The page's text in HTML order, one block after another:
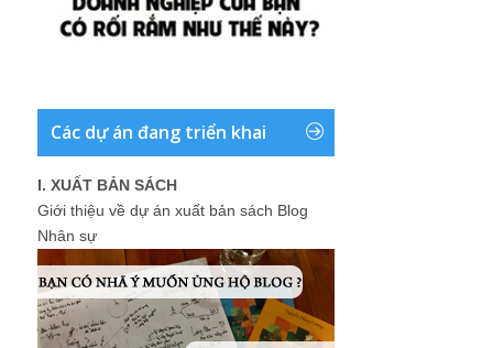
Các dự án đang triển khai
I. XUẤT BẢN SÁCH
Giới thiệu về dự án xuất bản sách Blog
Nhân sự